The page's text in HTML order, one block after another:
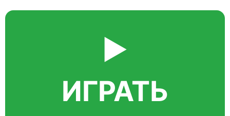
▶️
ИГРАТЬ